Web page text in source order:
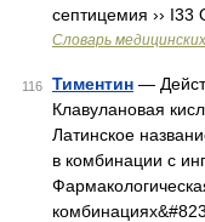
септицемия ›› I33
Словарь
116 Тиментин —
Клавулановая
Латинское
в комбинации с